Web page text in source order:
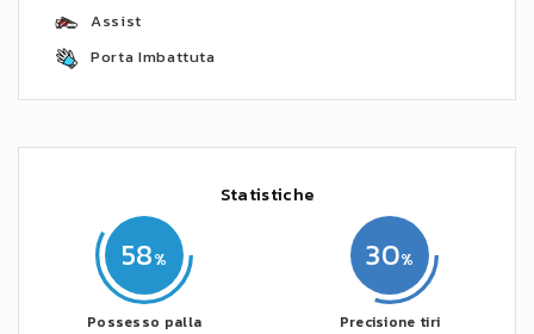
Assist
Porta Imbattuta
Statistiche
58
Possesso palla
30
Precisione tiri